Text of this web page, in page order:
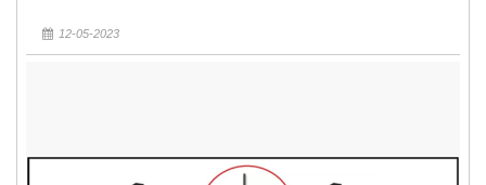
12-05-2023